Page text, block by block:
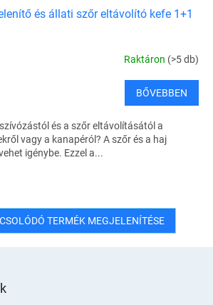
és állati szőr eltávolító kefe 1+1
Raktáron (>5 db)
BŐVEBBEN
és a szőr eltávolításától a
vagy a kanapéról? A szőr és a haj
igénybe. Ezzel a...
TERMÉK MEGJELENÍTÉSE